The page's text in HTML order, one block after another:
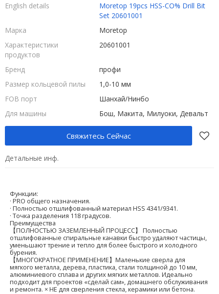
English details
Moretop 19pcs HSS-CO% Drill Bit
Set 20601001
Марка
Moretop
Характеристики
продуктов
20601001
Бренд
профи
Размер кольцевой пилы
1,0-10 мм
FOB порт
Шанхай/Нинбо
Для машины
Бош, Макита, Милуоки, Девальт
Свяжитесь Сейчас
Детальные инф.
Функции:
· PRO общего назначения.
· Полностью отшлифованный материал HSS 4341/9341.
· Точка разделения 118 градусов.
Преимущества
【ПОЛНОСТЬЮ ЗАЗЕМЛЕННЫЙ ПРОЦЕСС】 Полностью
отшлифованные спиральные канавки быстро удаляют частицы,
уменьшают трение и тепло для более быстрого и холодного
бурения.
【МНОГОКРАТНОЕ ПРИМЕНЕНИЕ】Маленькие сверла для
мягкого металла, дерева, пластика, стали толщиной до 10 мм,
алюминиевого сплава и других мягких металлов. Идеально
подходит для проектов «сделай сам», домашнего обслуживания
и ремонта. × НЕ для сверления стекла, керамики или бетона.